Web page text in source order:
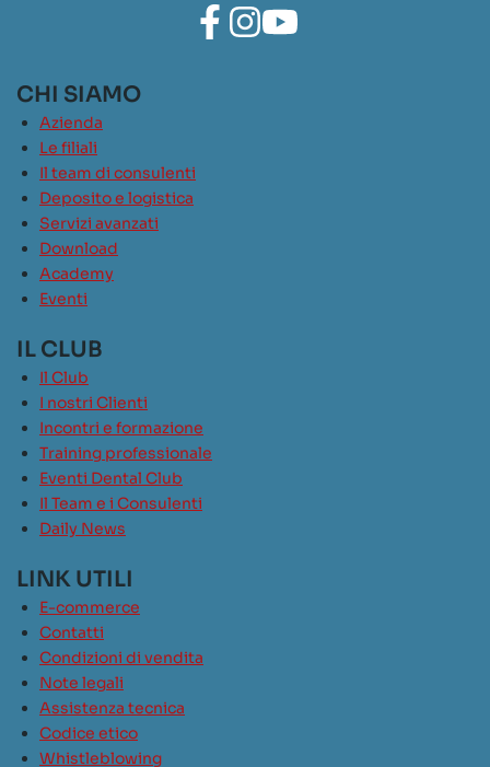
CHI SIAMO
Azienda
Le filiali
Il team di consulenti
Deposito e logistica
Servizi avanzati
Download
Academy
Eventi
IL CLUB
Il Club
I nostri Clienti
Incontri e formazione
Training professionale
Eventi Dental Club
Il Team e i Consulenti
Daily News
LINK UTILI
E-commerce
Contatti
Condizioni di vendita
Note legali
Assistenza tecnica
Codice etico
Whistleblowing